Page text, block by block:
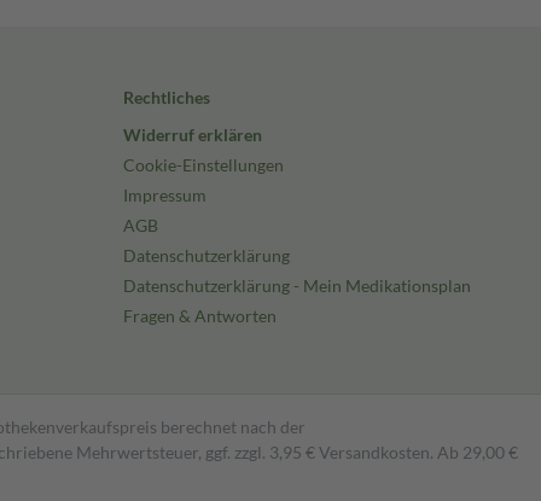
Rechtliches
Widerruf erklären
Cookie-Einstellungen
Impressum
AGB
Datenschutzerklärung
Datenschutzerklärung - Mein Medikationsplan
Fragen & Antworten
berechnet nach der
Mehrwertsteuer, ggf. zzgl. 3,95 € Versandkosten. Ab 29,00 €